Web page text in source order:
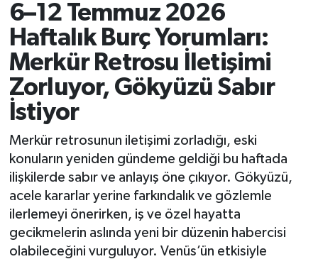
6–12 Temmuz 2026
Haftalık Burç Yorumları:
Merkür Retrosu İletişimi
Zorluyor, Gökyüzü Sabır
İstiyor
Merkür retrosunun iletişimi zorladığı, eski
konuların yeniden gündeme geldiği bu haftada
ilişkilerde sabır ve anlayış öne çıkıyor. Gökyüzü,
acele kararlar yerine farkındalık ve gözlemle
ilerlemeyi önerirken, iş ve özel hayatta
gecikmelerin aslında yeni bir düzenin habercisi
olabileceğini vurguluyor. Venüs’ün etkisiyle
Yaşam